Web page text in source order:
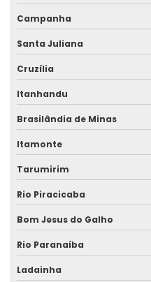
Talha Univiga Com
Talhas elétricas de cabo de
Talhas elétricas de cabo de
Talhas elétricas de corrente swf
Topografia caminho de
Treinamento De Operação
Treinamento De Pontes
Treinamento Em Segurança
Campanha
Santa Juliana
Cruzília
Itanhandu
Brasilândia de Minas
Itamonte
Tarumirim
Rio Piracicaba
Bom Jesus do Galho
Rio Paranaíba
Ladainha